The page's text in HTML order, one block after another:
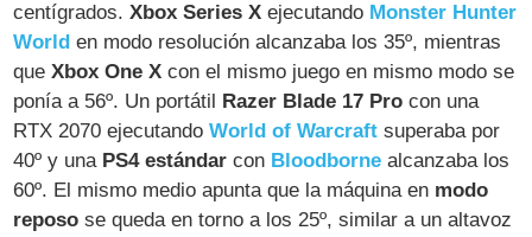
centígrados.Xbox Series X ejecutando Monster Hunter
World en modo resolución alcanzaba los 35º, mientras
queXbox One X con el mismo juego en mismo modo se
ponía a 56º. Un portátil
Razer Blade 17 Pro con una
RTX 2070 ejecutandoWorld of Warcraft superaba por
40º y una PS4 estándar con Bloodborne alcanzaba los
60º. El mismo medio apunta que la máquina en modo
reposo se queda en torno a los 25º, similar a un altavoz